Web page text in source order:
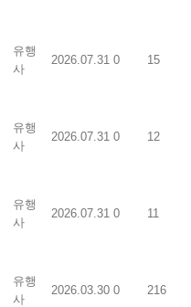
유행
사
2026.07.31 0 15
유행
사
2026.07.31 0 12
유행
사
2026.07.31 0 11
유행
사
2026.03.30 0 216